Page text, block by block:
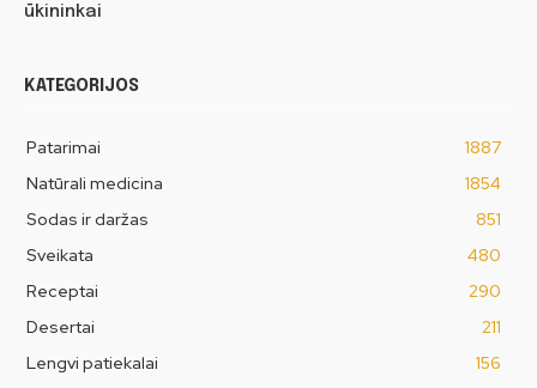
ūkininkai
KATEGORIJOS
Patarimai
1887
Natūrali medicina
1854
Sodas ir daržas
851
Sveikata
480
Receptai
290
Desertai
211
Lengvi patiekalai
156